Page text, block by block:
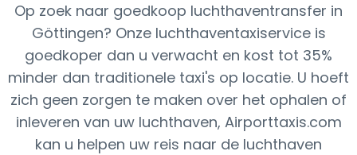
Op zoek naar goedkoop luchthaventransfer in
Göttingen? Onze luchthaventaxiservice is
goedkoper dan u verwacht en kost tot 35%
minder dan traditionele taxi's op locatie. U hoeft
zich geen zorgen te maken over het ophalen of
inleveren van uw luchthaven, Airporttaxis.com
kan u helpen uw reis naar de luchthaven